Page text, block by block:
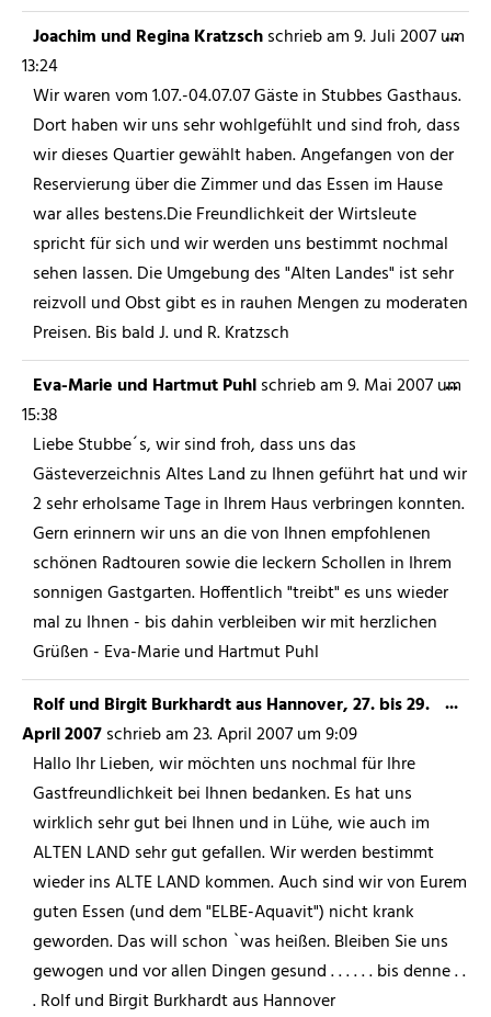
Joachim und Regina Kratzschschrieb am9. Juli 2007um
13:24
Wir waren vom 1.07.-04.07.07 Gäste in Stubbes Gasthaus.
Dort haben wir uns sehr wohlgefühlt und sind froh, dass
wir dieses Quartier gewählt haben. Angefangen von der
Reservierung über die Zimmer und das Essen im Hause
war alles bestens.Die Freundlichkeit der Wirtsleute
spricht für sich und wir werden uns bestimmt nochmal
sehen lassen. Die Umgebung des "Alten Landes" ist sehr
reizvoll und Obst gibt es in rauhen Mengen zu moderaten
Preisen. Bis bald J. und R. Kratzsch
...
Eva-Marie und Hartmut Puhlschrieb am9. Mai 2007um
15:38
Liebe Stubbe´s, wir sind froh, dass uns das
Gästeverzeichnis Altes Land zu Ihnen geführt hat und wir
2 sehr erholsame Tage in Ihrem Haus verbringen konnten.
Gern erinnern wir uns an die von Ihnen empfohlenen
schönen Radtouren sowie die leckern Schollen in Ihrem
sonnigen Gastgarten. Hoffentlich "treibt" es uns wieder
mal zu Ihnen - bis dahin verbleiben wir mit herzlichen
Grüßen - Eva-Marie und Hartmut Puhl
...
Rolf und Birgit Burkhardt aus Hannover, 27. bis 29.
April 2007schrieb am23. April 2007um9:09
Hallo Ihr Lieben, wir möchten uns nochmal für Ihre
Gastfreundlichkeit bei Ihnen bedanken. Es hat uns
wirklich sehr gut bei Ihnen und in Lühe, wie auch im
ALTEN LAND sehr gut gefallen. Wir werden bestimmt
wieder ins ALTE LAND kommen. Auch sind wir von Eurem
guten Essen (und dem "ELBE-Aquavit") nicht krank
geworden. Das will schon `was heißen. Bleiben Sie uns
gewogen und vor allen Dingen gesund . . . . . . bis denne . .
. Rolf und Birgit Burkhardt aus Hannover
...